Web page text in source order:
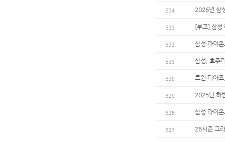
534 2026년 삼
533 [부고] 삼성
532 삼성 라이
531 삼성, 호주
530 르윈 디아
529 2025년 하
528 삼성 라이
527 26시즌 그